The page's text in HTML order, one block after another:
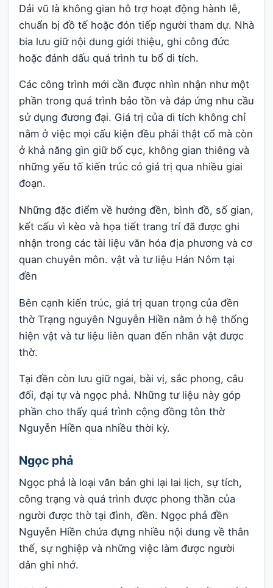
Dải vũ là không gian hỗ trợ hoạt động hành lễ,
chuẩn bị đồ tế hoặc đón tiếp người tham dự. Nhà
bia lưu giữ nội dung giới thiệu, ghi công đức
hoặc đánh dấu quá trình tu bổ di tích.
Các công trình mới cần được nhìn nhận như một
phần trong quá trình bảo tồn và đáp ứng nhu cầu
sử dụng đương đại. Giá trị của di tích không chỉ
nằm ở việc mọi cấu kiện đều phải thật cổ mà còn
ở khả năng gìn giữ bố cục, không gian thiêng và
những yếu tố kiến trúc có giá trị qua nhiều giai
đoạn.
Những đặc điểm về hướng đền, bình đồ, số gian,
kết cấu vì kèo và họa tiết trang trí đã được ghi
nhận trong các tài liệu văn hóa địa phương và cơ
quan chuyên môn. vật và tư liệu Hán Nôm tại
đền
Bên cạnh kiến trúc, giá trị quan trọng của đền
thờ Trạng nguyên Nguyễn Hiền nằm ở hệ thống
hiện vật và tư liệu liên quan đến nhân vật được
thờ.
Tại đền còn lưu giữ ngai, bài vị, sắc phong, câu
đối, đại tự và ngọc phả. Những tư liệu này góp
phần cho thấy quá trình cộng đồng tôn thờ
Nguyễn Hiền qua nhiều thời kỳ.
Ngọc phả
Ngọc phả là loại văn bản ghi lại lai lịch, sự tích,
công trạng và quá trình được phong thần của
người được thờ tại đình, đền. Ngọc phả đền
Nguyễn Hiền chứa đựng nhiều nội dung về thân
thế, sự nghiệp và những việc làm được người
dân ghi nhớ.